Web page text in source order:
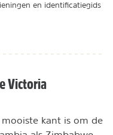
en identificatiegids
Victoria
kant is om de